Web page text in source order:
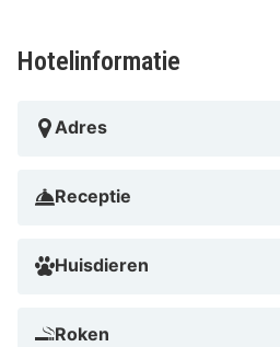
Hotelinformatie
Adres
Receptie
Huisdieren
Roken